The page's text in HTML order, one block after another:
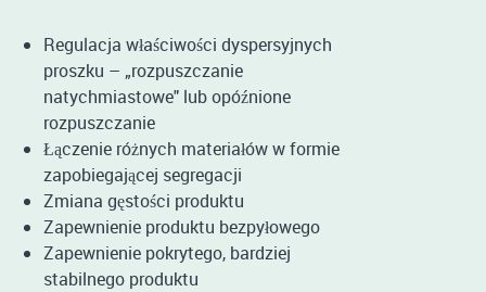
Regulacja właściwości dyspersyjnych
proszku – „rozpuszczanie
natychmiastowe" lub opóźnione
rozpuszczanie
Łączenie różnych materiałów w formie
zapobiegającej segregacji
Zmiana gęstości produktu
Zapewnienie produktu bezpyłowego
Zapewnienie pokrytego, bardziej
stabilnego produktu